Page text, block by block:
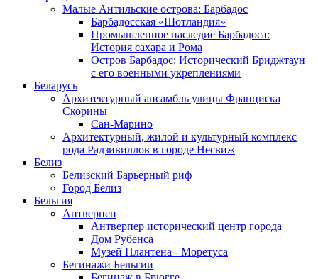
Малые Антильские острова: Барбадос
Барбадосская «Шотландия»
Промышленное наследие Барбадоса:
История сахара и Рома
Остров Барбадос: Исторический Бриджтаун
с его военными укреплениями
Беларусь
Архитектурный ансамбль улицы Франциска
Скорины
Сан-Марино
Архитектурный, жилой и культурный комплекс
рода Радзивиллов в городе Несвиж
Белиз
Белизский Барьерный риф
Город Белиз
Бельгия
Антверпен
Антверпер исторический центр города
Дом Рубенса
Музей Плантена - Моретуса
Бегинажи Бельгии